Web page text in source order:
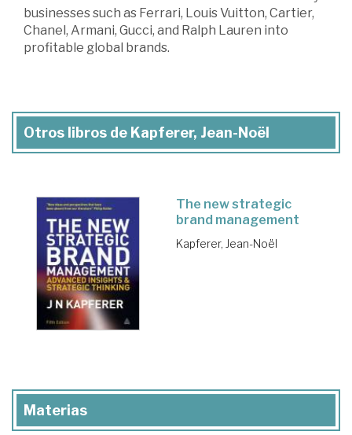
businesses such as Ferrari, Louis Vuitton, Cartier,
Chanel, Armani, Gucci, and Ralph Lauren into
profitable global brands.
Otros libros de Kapferer, Jean-Noël
The new strategic
brand management
Kapferer, Jean-Noël
Materias